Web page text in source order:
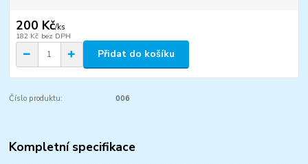
200 Kč/ks
182 Kč bez DPH
Přidat do košíku
Číslo produktu: 006
Kompletní specifikace